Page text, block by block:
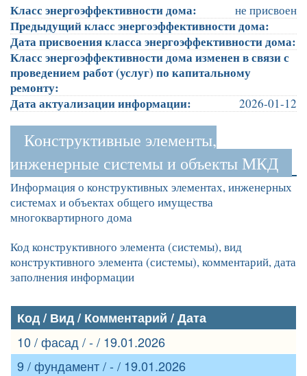
Класс энергоэффективности дома: не присвоен
Предыдущий класс энергоэффективности дома:
Дата присвоения класса энергоэффективности дома:
Класс энергоэффективности дома изменен в связи с
проведением работ (услуг) по капитальному
ремонту:
Дата актуализации информации:
2026-01-12
Конструктивные элементы,
инженерные системы и объекты МКД
Информация о конструктивных элементах, инженерных
системах и объектах общего имущества
многоквартирного дома
Код конструктивного элемента (системы), вид
конструктивного элемента (системы), комментарий, дата
заполнения информации
Код / Вид / Комментарий / Дата
10 / фасад / - / 19.01.2026
9 / фундамент / - / 19.01.2026